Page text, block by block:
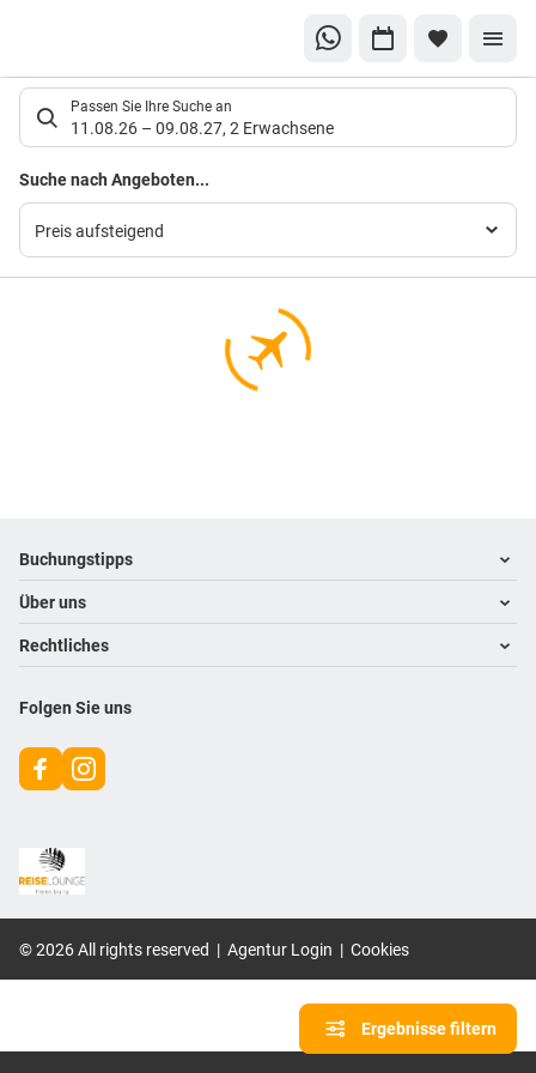
Suchlistenseite
Passen Sie Ihre Suche an
11.08.26 – 09.08.27, 2 Erwachsene
Ergebnisse filtern
Suche nach Angeboten...
Preis aufsteigend
Footer navigation
Buchungstipps
Warum im Reisebüro buchen
Hoteltipps
Reisewelten
Über uns
Kontakt
Karriere
Rechtliches
Folgen Sie uns
©2026All rights reserved | Agentur Login | Cookies